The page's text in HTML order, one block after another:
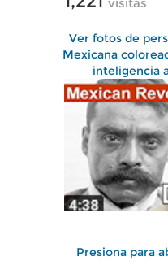
Ver fotos de
Mexicana
inteligencia
Presiona para